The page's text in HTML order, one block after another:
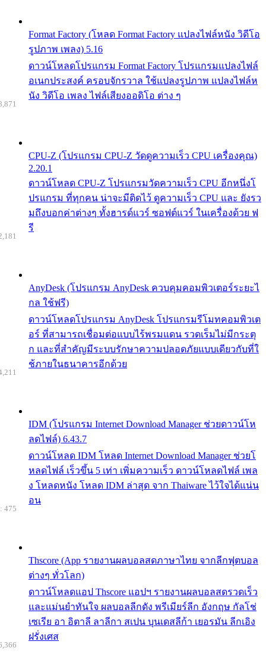
Format Factory (โหลด Format Factory แปลงไฟล์หนัง วิดีโอ
รูปภาพ เพลง) 5.16
ดาวน์โหลดโปรแกรม Format Factory โปรแกรมแปลงไฟล์
อเนกประสงค์ ครอบจักรวาล ใช้แปลงรูปภาพ แปลงไฟล์ห
นัง วิดีโอ เพลง ไฟล์เสียงออดิโอ ต่าง ๆ
CPU-Z (โปรแกรม CPU-Z วัดดูความเร็ว CPU เครื่องคุณ)
2.20.1
ดาวน์โหลด CPU-Z โปรแกรมวัดความเร็ว CPU อีกหนึ่งโ
ปรแกรม ที่ทุกคน น่าจะมีติดไว้ ดูความเร็ว CPU และ ยังรว
มถึงบอกค่าต่างๆ ทั้งฮารด์แวร์ ซอฟต์แวร์ ในเครื่องด้วย ฟ
รี
AnyDesk (โปรแกรม AnyDesk ควบคุมคอมพิวเตอร์ระยะไ
กล ใช้ฟรี)
ดาวน์โหลดโปรแกรม AnyDesk โปรแกรมรีโมทคอมพิวเต
อร์ ที่สามารถเชื่อมต่อแบบไร้พรมแดน รวดเร็มไม่มีกระตุ
ก และที่สำคัญมีระบบรักษาความปลอดภัยแบบเดียวกับที่ใ
ช้ภายในธนาคารอีกด้วย
IDM (โปรแกรม Internet Download Manager ช่วยดาวน์โห
ลดไฟล์) 6.43.7
ดาวน์โหลด IDM โหลด Internet Download Manager ช่วยโ
หลดไฟล์ เร็วขึ้น 5 เท่า เพิ่มความเร็ว ดาวน์โหลดไฟล์ เพล
ง โหลดหนัง โหลด IDM ล่าสุด จาก Thaiware ไว้ใจได้แน่น
อน
Thscore (App รายงานผลบอลสดภาษาไทย จากลีกฟุตบอล
ต่างๆ ทั่วโลก)
ดาวน์โหลดแอป Thscore แอปฯ รายงานผลบอลสดรวดเร็ว
และแม่นยำทันใจ ผลบอลลีกดัง พรีเมียร์ลีก อังกฤษ กัลโช่
เซเรีย อา อิตาลี ลาลีกา สเปน บุนเดสลีก้า เยอรมัน ลีกเอิง
ฝรั่งเศส
475